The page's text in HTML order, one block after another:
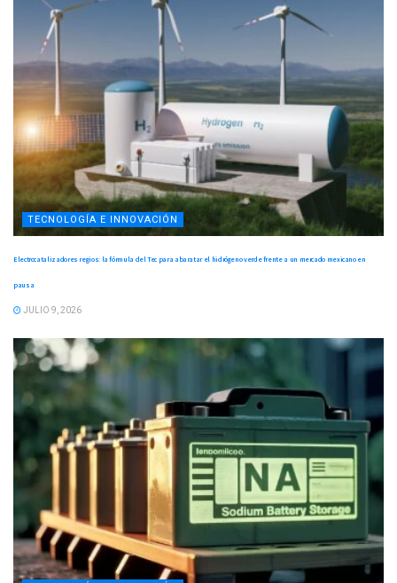
TECNOLOGÍA E INNOVACIÓN
Electrocatalizadores regios: la fórmula del Tec para abaratar el hidrógeno verde frente a un mercado mexicano en
pausa
JULIO 9, 2026